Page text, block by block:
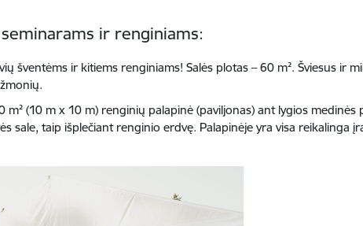
ir renginiams:
šventėms ir kitiems renginiams! Salės plotas – 60 m². Šviesus ir
(10 m x 10 m) renginių palapinė (paviljonas) ant lygios
sale, taip išplečiant renginio erdvę. Palapinėje yra visa reikalinga